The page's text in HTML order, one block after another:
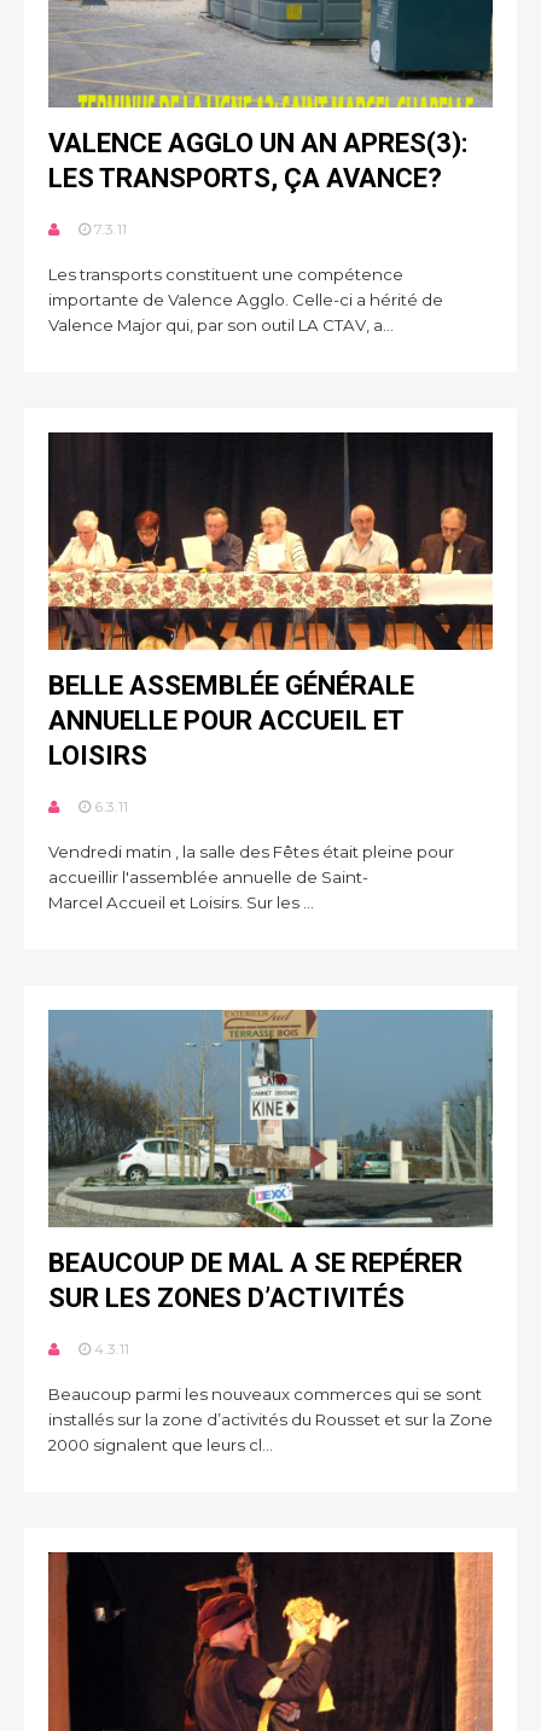
VALENCE AGGLO UN AN APRES(3):
LES TRANSPORTS, ÇA AVANCE?
7.3.11
Les transports constituent une compétence
importante de Valence Agglo. Celle-ci a hérité de
Valence Major qui, par son outil LA CTAV, a...
BELLE ASSEMBLÉE GÉNÉRALE
ANNUELLE POUR ACCUEIL ET
LOISIRS
6.3.11
Vendredi matin , la salle des Fêtes était pleine pour
accueillir l'assemblée annuelle de Saint-
Marcel Accueil et Loisirs. Sur les ...
BEAUCOUP DE MAL A SE REPÉRER
SUR LES ZONES D’ACTIVITÉS
4.3.11
Beaucoup parmi les nouveaux commerces qui se sont
installés sur la zone d’activités du Rousset et sur la Zone
2000 signalent que leurs cl...